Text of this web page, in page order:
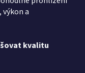
a
kvalitu